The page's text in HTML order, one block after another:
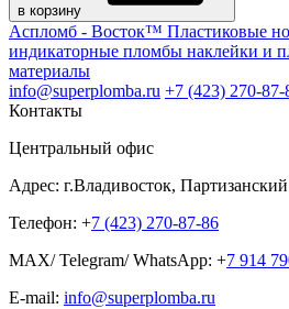
в корзину
Аспломб - Восток™ Пластиковые
индикаторные пломбы наклейки и
материалы
info@superplomba.ru +7 (423) 270-87-
Контакты
Центральный офис
Адрес: г.Владивосток,
Телефон: +7 (423) 270-87-86
MAX/ Telegram/ WhatsApp: +7 914
E-mail: info@superplomba.ru